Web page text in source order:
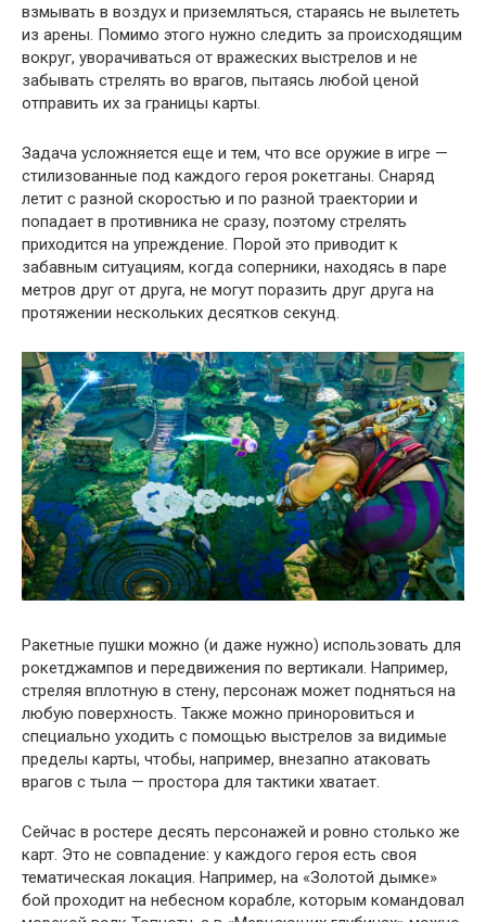
взмывать в воздух и приземляться, стараясь не вылететь
из арены. Помимо этого нужно следить за происходящим
вокруг, уворачиваться от вражеских выстрелов и не
забывать стрелять во врагов, пытаясь любой ценой
отправить их за границы карты.
Задача усложняется еще и тем, что все оружие в игре —
стилизованные под каждого героя рокетганы. Снаряд
летит с разной скоростью и по разной траектории и
попадает в противника не сразу, поэтому стрелять
приходится на упреждение. Порой это приводит к
забавным ситуациям, когда соперники, находясь в паре
метров друг от друга, не могут поразить друг друга на
протяжении нескольких десятков секунд.
Ракетные пушки можно (и даже нужно) использовать для
рокетджампов и передвижения по вертикали. Например,
стреляя вплотную в стену, персонаж может подняться на
любую поверхность. Также можно приноровиться и
специально уходить с помощью выстрелов за видимые
пределы карты, чтобы, например, внезапно атаковать
врагов с тыла — простора для тактики хватает.
Сейчас в ростере десять персонажей и ровно столько же
карт. Это не совпадение: у каждого героя есть своя
тематическая локация. Например, на «Золотой дымке»
бой проходит на небесном корабле, которым командовал